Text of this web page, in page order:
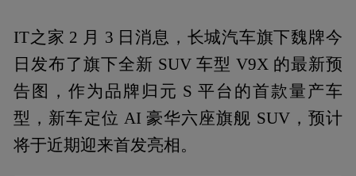
IT之家 2 月 3 日消息，长城汽车旗下魏牌今
日发布了旗下全新 SUV 车型 V9X 的最新预
告图，作为品牌归元 S 平台的首款量产车
型，新车定位 AI 豪华六座旗舰 SUV，预计
将于近期迎来首发亮相。